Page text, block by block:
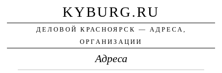
KYBURG.RU
ДЕЛОВОЙ КРАСНОЯРСК — АДРЕСА,
ОРГАНИЗАЦИИ
Адреса